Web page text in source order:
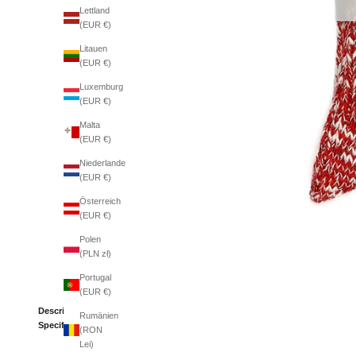
Lettland
(EUR €)
Litauen
(EUR €)
Luxemburg
(EUR €)
Malta
(EUR €)
Niederlande
(EUR €)
Österreich
(EUR €)
Polen
(PLN zł)
Portugal
(EUR €)
Rumänien
(RON
Lei)
Description
Specifications